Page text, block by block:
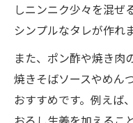
しニンニク少々を混ぜ
シンプルなタレが作れま
また、ポン酢や焼き肉
焼きそばソースやめん
おすすめです。例えば